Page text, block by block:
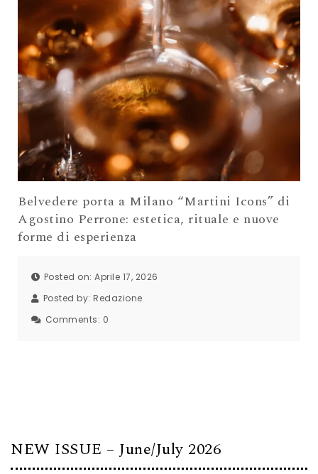
Belvedere porta a Milano “Martini Icons” di
Agostino Perrone: estetica, rituale e nuove
forme di esperienza
Posted on: Aprile 17, 2026
Posted by: Redazione
Comments: 0
NEW ISSUE – June/July 2026